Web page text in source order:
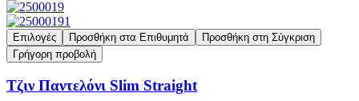
Επιλογές Προσθήκη στα Επιθυμητά
Προσθήκη στη Σύγκριση
Γρήγορη προβολή
Τζιν Παντελόνι Slim Straight